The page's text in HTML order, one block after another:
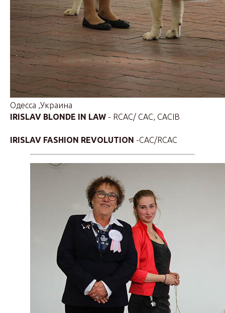
Одесса ,Украина
IRISLAV BLONDE IN LAW - RCAC/ CAC, CACIB
IRISLAV FASHION REVOLUTION -CAC/RCAC